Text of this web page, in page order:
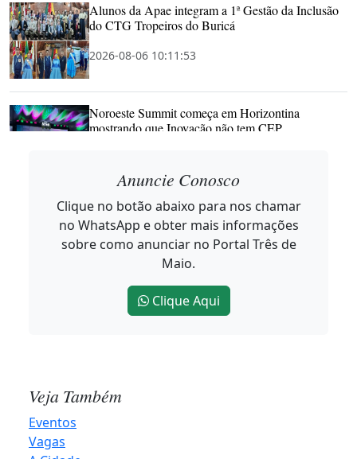
Alunos da Apae integram a 1ª Gestão da Inclusão
do CTG Tropeiros do Buricá
2026-08-06 10:11:53
Noroeste Summit começa em Horizontina
mostrando que Inovação não tem CEP
Dia dos Pais deve movimentar R$ 8,52 bilhões e
alcançar melhor resultado em 12 anos
2026-08-05 16:43:00
Quatro casos de raiva herbívora são confirmados
Anuncie Conosco
Clique no botão abaixo para nos chamar
no WhatsApp e obter mais informações
sobre como anunciar no Portal Três de
Maio.
Clique Aqui
Veja Também
Eventos
Vagas